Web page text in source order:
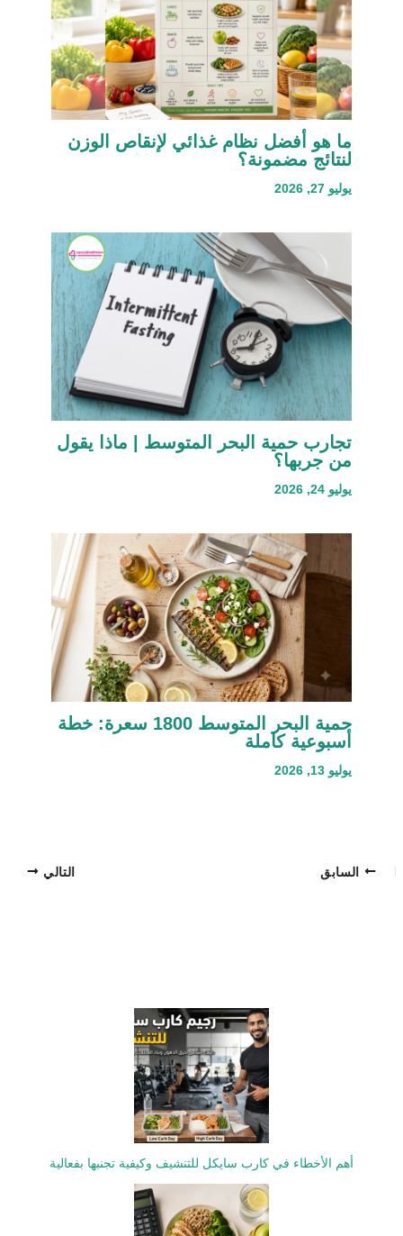
ما هو أفضل نظام غذائي لإنقاص الوزن
لنتائج مضمونة؟
يوليو 27, 2026
تجارب حمية البحر المتوسط | ماذا يقول
من جربها؟
يوليو 24, 2026
حمية البحر المتوسط 1800 سعرة: خطة
أسبوعية كاملة
يوليو 13, 2026
السابق التالي
أهم الأخطاء في كارب سايكل للتنشيف وكيفية تجنبها بفعالية